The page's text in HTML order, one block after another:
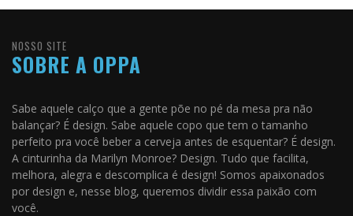
NOSSO SITE
SOBRE A OPPA
Sabe aquele calço que a gente põe no pé da mesa pra não
balançar? É design. Sabe aquele copo que tem o tamanho
perfeito pra você beber a cerveja antes de esquentar? É design.
A cinturinha da Marilyn Monroe? Design. Tudo que facilita,
melhora, alegra e descomplica é design! Somos apaixonados
por design e, nesse blog, queremos dividir essa paixão com
você.